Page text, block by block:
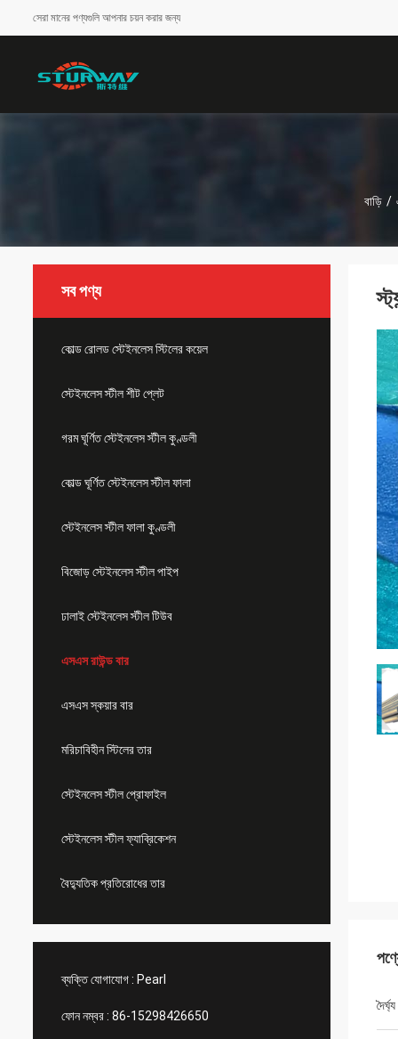
সেরা মানের পণ্যগুলি আপনার চয়ন করার জন্য
বাড়ি /
সব পণ্য
কোল্ড রোলড স্টেইনলেস স্টিলের কয়েল
স্টেইনলেস স্টীল শীট প্লেট
গরম ঘূর্ণিত স্টেইনলেস স্টীল কুণ্ডলী
কোল্ড ঘূর্ণিত স্টেইনলেস স্টীল ফালা
স্টেইনলেস স্টীল ফালা কুণ্ডলী
বিজোড় স্টেইনলেস স্টীল পাইপ
ঢালাই স্টেইনলেস স্টীল টিউব
এসএস রাউন্ড বার
এসএস স্কয়ার বার
মরিচাবিহীন স্টিলের তার
স্টেইনলেস স্টীল প্রোফাইল
স্টেইনলেস স্টীল ফ্যাব্রিকেশন
বৈদ্যুতিক প্রতিরোধের তার
ব্যক্তি যোগাযোগ : Pearl
ফোন নম্বর : 86-15298426650
দৈর্ঘ্য